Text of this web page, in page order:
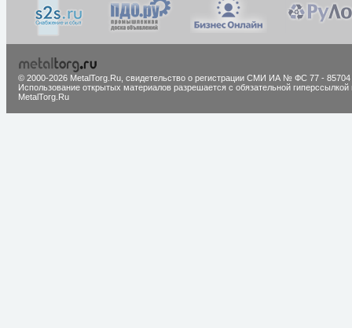
© 2000-2026 MetalTorg.Ru, cвидетельство о регистрации СМИ ИА № ФС 77 - 85704
Использование открытых материалов разрешается с обязательной гиперссылкой
MetalTorg.Ru